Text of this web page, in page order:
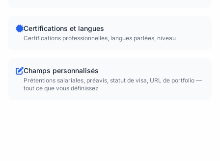
Certifications et langues
Certifications professionnelles, langues parlées, niveau
Champs personnalisés
Prétentions salariales, préavis, statut de visa, URL de portfolio —
tout ce que vous définissez